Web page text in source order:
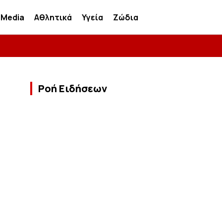
Media Αθλητικά Υγεία Ζώδια
Ροή Ειδήσεων